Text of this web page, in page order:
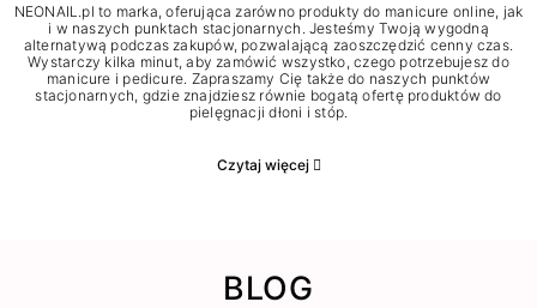
NEONAIL.pl to marka, oferująca zarówno produkty do manicure online, jak
i w naszych punktach stacjonarnych. Jesteśmy Twoją wygodną
alternatywą podczas zakupów, pozwalającą zaoszczędzić cenny czas.
Wystarczy kilka minut, aby zamówić wszystko, czego potrzebujesz do
manicure i pedicure. Zapraszamy Cię także do naszych punktów
stacjonarnych, gdzie znajdziesz równie bogatą ofertę produktów do
pielęgnacji dłoni i stóp.
Czytaj więcej
BLOG